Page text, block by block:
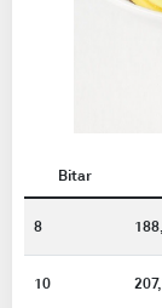
Bitar
8
10